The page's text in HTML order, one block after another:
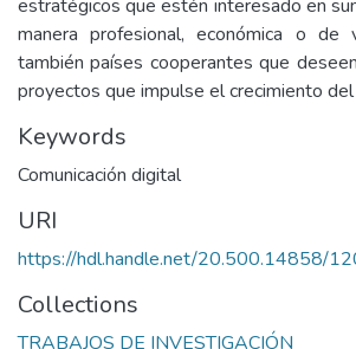
estratégicos que estén interesado en
manera profesional, económica o de
también países cooperantes que
proyectos que impulse el crecimiento
Keywords
Comunicación digital
URI
https://hdl.handle.net/20.500.14858/
Collections
TRABAJOS DE INVESTIGACIÓN